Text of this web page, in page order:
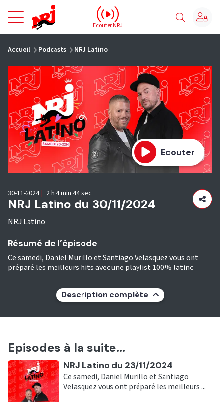
NRJ - Accueil
Ecouter NRJ
Accueil Podcasts NRJ Latino
Ecouter
NRJ Latino du 30/11/2024
NRJ Latino
30-11-2024 | 2 h 4 min 44 sec
Résumé de l’épisode
Ce samedi, Daniel Murillo et Santiago Velasquez vous ont
préparé les meilleurs hits avec une playlist 100 % latino
Description complète
Episodes à la suite...
Ecouter
NRJ Latino du 23/11/2024
Ce samedi, Daniel Murillo et Santiago
Velasquez vous ont préparé les meilleurs ...